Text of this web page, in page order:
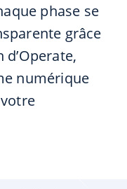
phase se
grâce
numérique